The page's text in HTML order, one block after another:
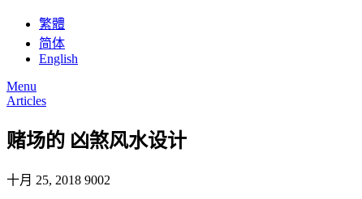
繁體
简体
English
Menu
Articles
赌场的 凶煞风水设计
十月 25, 2018 9002